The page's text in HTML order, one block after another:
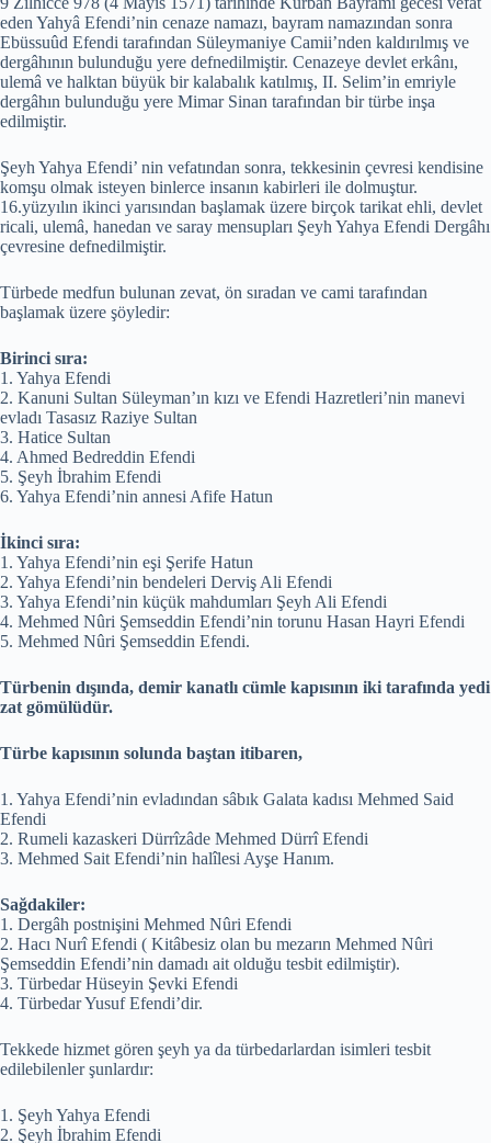
eden Yahyâ Efendi’nin cenaze namazı, bayram namazından sonra
Ebüssuûd Efendi tarafından Süleymaniye Camii’nden kaldırılmış ve
dergâhının bulunduğu yere defnedilmiştir. Cenazeye devlet erkânı,
ulemâ ve halktan büyük bir kalabalık katılmış, II. Selim’in emriyle
dergâhın bulunduğu yere Mimar Sinan tarafından bir türbe inşa
edilmiştir.
Şeyh Yahya Efendi’ nin vefatından sonra, tekkesinin çevresi kendisine
komşu olmak isteyen binlerce insanın kabirleri ile dolmuştur.
16.yüzyılın ikinci yarısından başlamak üzere birçok tarikat ehli, devlet
ricali, ulemâ, hanedan ve saray mensupları Şeyh Yahya Efendi Dergâhı
çevresine defnedilmiştir.
Türbede medfun bulunan zevat, ön sıradan ve cami tarafından
başlamak üzere şöyledir:
Birinci sıra:
1. Yahya Efendi
2. Kanuni Sultan Süleyman’ın kızı ve Efendi Hazretleri’nin manevi
evladı Tasasız Raziye Sultan
3. Hatice Sultan
4. Ahmed Bedreddin Efendi
5. Şeyh İbrahim Efendi
6. Yahya Efendi’nin annesi Afife Hatun
İkinci sıra:
1. Yahya Efendi’nin eşi Şerife Hatun
2. Yahya Efendi’nin bendeleri Derviş Ali Efendi
3. Yahya Efendi’nin küçük mahdumları Şeyh Ali Efendi
4. Mehmed Nûri Şemseddin Efendi’nin torunu Hasan Hayri Efendi
5. Mehmed Nûri Şemseddin Efendi.
Türbenin dışında, demir kanatlı cümle kapısının iki tarafında yedi
zat gömülüdür.
Türbe kapısının solunda baştan itibaren,
1. Yahya Efendi’nin evladından sâbık Galata kadısı Mehmed Said
Efendi
2. Rumeli kazaskeri Dürrîzâde Mehmed Dürrî Efendi
3. Mehmed Sait Efendi’nin halîlesi Ayşe Hanım.
Sağdakiler:
1. Dergâh postnişini Mehmed Nûri Efendi
2. Hacı Nurî Efendi ( Kitâbesiz olan bu mezarın Mehmed Nûri
Şemseddin Efendi’nin damadı ait olduğu tesbit edilmiştir).
3. Türbedar Hüseyin Şevki Efendi
4. Türbedar Yusuf Efendi’dir.
Tekkede hizmet gören şeyh ya da türbedarlardan isimleri tesbit
edilebilenler şunlardır:
1. Şeyh Yahya Efendi
2. Şeyh İbrahim Efendi